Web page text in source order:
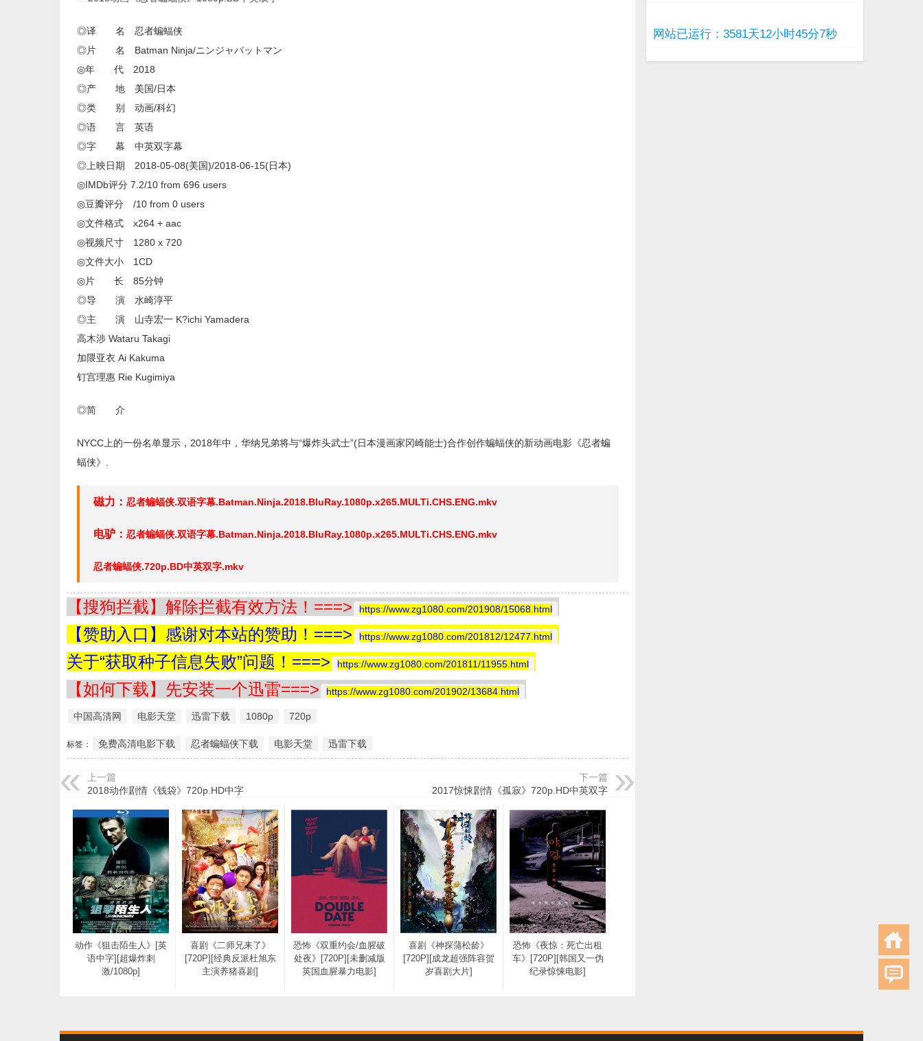
网站已运行：3581天12小时45分8秒
◎译 名 忍者蝙蝠侠
◎片 名 Batman Ninja/ニンジャバットマン
◎年 代 2018
◎产 地 美国/日本
◎类 别 动画/科幻
◎语 言 英语
◎字 幕 中英双字幕
◎上映日期 2018-05-08(美国)/2018-06-15(日本)
◎IMDb评分 7.2/10 from 696 users
◎豆瓣评分 /10 from 0 users
◎文件格式 x264 + aac
◎视频尺寸 1280 x 720
◎文件大小 1CD
◎片 长 85分钟
◎导 演 水崎淳平
◎主 演 山寺宏一 K?ichi Yamadera
高木涉 Wataru Takagi
加隈亚衣 Ai Kakuma
钉宫理惠 Rie Kugimiya
◎简 介
NYCC上的一份名单显示，2018年中，华纳兄弟将与“爆炸头武士”(日本漫画家冈崎能士)合作创作蝙蝠侠的新动画电影《忍者蝙
蝠侠》.
磁力： 忍者蝙蝠侠.双语字幕.Batman.Ninja.2018.BluRay.1080p.x265.MULTi.CHS.ENG.mkv
电驴： 忍者蝙蝠侠.双语字幕.Batman.Ninja.2018.BluRay.1080p.x265.MULTi.CHS.ENG.mkv
忍者蝙蝠侠.720p.BD中英双字.mkv
【搜狗拦截】解除拦截有效方法！===> https://www.zg1080.com/201908/15068.html
【赞助入口】感谢对本站的赞助！===> https://www.zg1080.com/201812/12477.html
关于“获取种子信息失败”问题！===> https://www.zg1080.com/201811/11955.html
【如何下载】先安装一个迅雷===> https://www.zg1080.com/201902/13684.html
中国高清网 电影天堂 迅雷下载 1080p 720p
标签： 免费高清电影下载 忍者蝙蝠侠下载 电影天堂 迅雷下载
上一篇
2018动作剧情《钱袋》720p.HD中字
下一篇
2017惊悚剧情《孤寂》720p.HD中英双字
动作《狙击陌生人》[英
语中字][超爆炸刺
激/1080p]
喜剧《二师兄来了》
[720P][经典反派杜旭东
主演养猪喜剧]
恐怖《双重约会/血腥破
处夜》[720P][未删减版
英国血腥暴力电影]
喜剧《神探蒲松龄》
[720P][成龙超强阵容贺
岁喜剧大片]
恐怖《夜惊：死亡出租
车》[720P][韩国又一伪
纪录惊悚电影]